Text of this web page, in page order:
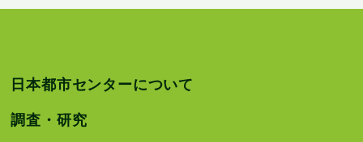
日本都市センターについて
調査・研究